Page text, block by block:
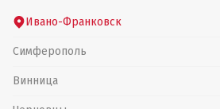
Ивано-Франковск
Симферополь
Винница